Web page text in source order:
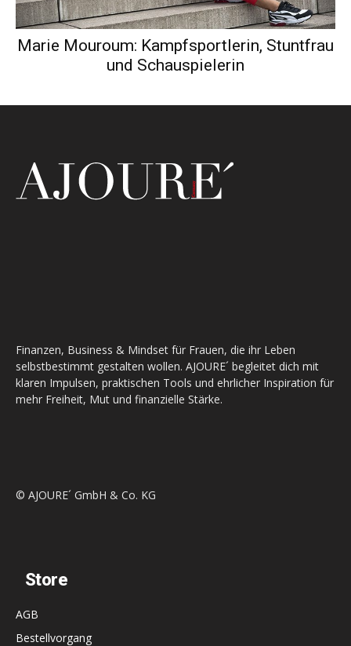
Marie Mouroum: Kampfsportlerin, Stuntfrau
und Schauspielerin
Finanzen, Business & Mindset für Frauen, die ihr Leben
selbstbestimmt gestalten wollen. AJOURE´ begleitet dich mit
klaren Impulsen, praktischen Tools und ehrlicher Inspiration für
mehr Freiheit, Mut und finanzielle Stärke.
© AJOURE´ GmbH & Co. KG
Store
AGB
Bestellvorgang